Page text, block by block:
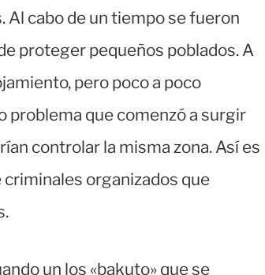
cabo de un tiempo se fueron
proteger pequeños poblados. A
pero poco a poco
problema que comenzó a surgir
controlar la misma zona. Así es
organizados que
un los «bakuto» que se